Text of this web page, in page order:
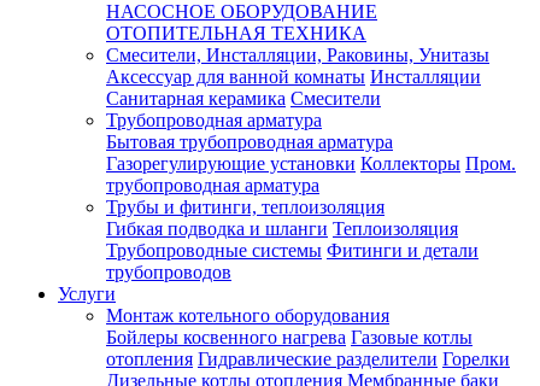
НАСОСНОЕ ОБОРУДОВАНИЕ
ОТОПИТЕЛЬНАЯ ТЕХНИКА
Смесители, Инсталляции, Раковины, Унитазы
Аксессуар для ванной комнаты Инсталляции
Санитарная керамика Смесители
Трубопроводная арматура
Бытовая трубопроводная арматура
Газорегулирующие установки Коллекторы Пром.
трубопроводная арматура
Трубы и фитинги, теплоизоляция
Гибкая подводка и шланги Теплоизоляция
Трубопроводные системы Фитинги и детали
трубопроводов
Услуги
Монтаж котельного оборудования
Бойлеры косвенного нагрева Газовые котлы
отопления Гидравлические разделители Горелки
Дизельные котлы отопления Мембранные баки